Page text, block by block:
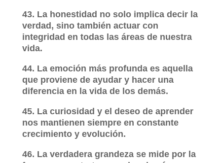
43. La honestidad no solo implica decir la
verdad, sino también actuar con
integridad en todas las áreas de nuestra
vida.
44. La emoción más profunda es aquella
que proviene de ayudar y hacer una
diferencia en la vida de los demás.
45. La curiosidad y el deseo de aprender
nos mantienen siempre en constante
crecimiento y evolución.
46. La verdadera grandeza se mide por la